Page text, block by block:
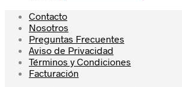
Contacto
Nosotros
Preguntas Frecuentes
Aviso de Privacidad
Términos y Condiciones
Facturación